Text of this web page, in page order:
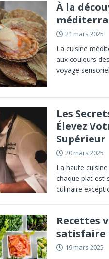
À la
21 mars 2025
La cuisine
aux couleurs
voyage
Les
Élevez
Supérieur
20 mars 2025
La haute
chaque plat est
culinaire
Recettes
satisfaire
19 mars 2025